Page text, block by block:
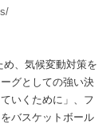
、気候変動対策を
グとしての強い決
いくために」、フ
バスケットボール